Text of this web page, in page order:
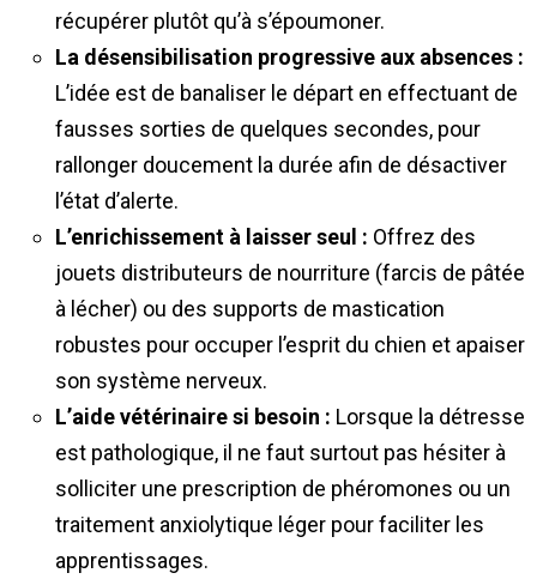
récupérer plutôt qu’à s’époumoner.
La désensibilisation progressive aux absences :
L’idée est de banaliser le départ en effectuant de
fausses sorties de quelques secondes, pour
rallonger doucement la durée afin de désactiver
l’état d’alerte.
L’enrichissement à laisser seul : Offrez des
jouets distributeurs de nourriture (farcis de pâtée
à lécher) ou des supports de mastication
robustes pour occuper l’esprit du chien et apaiser
son système nerveux.
L’aide vétérinaire si besoin : Lorsque la détresse
est pathologique, il ne faut surtout pas hésiter à
solliciter une prescription de phéromones ou un
traitement anxiolytique léger pour faciliter les
apprentissages.